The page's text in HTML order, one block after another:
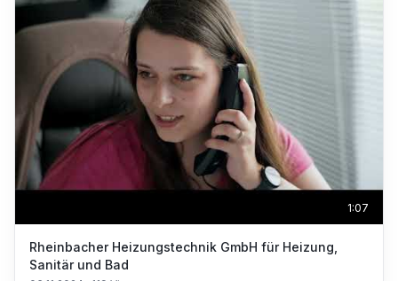
1:07
Rheinbacher Heizungstechnik GmbH für Heizung,
Sanitär und Bad